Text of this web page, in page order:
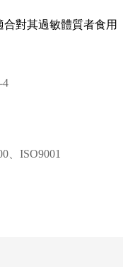
對其過敏體質者食用
4
、ISO9001